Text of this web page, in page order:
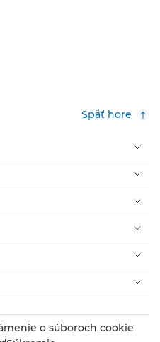
Späť hore
o súboroch cookie